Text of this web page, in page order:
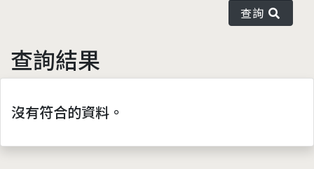
查詢
查詢結果
沒有符合的資料。